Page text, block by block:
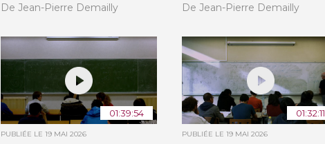
De Jean-Pierre Demailly De Jean-Pierre Demailly
01:39:54
PUBLIÉE LE 19 MAI 2026
01:32:11
PUBLIÉE LE19 MAI 2026